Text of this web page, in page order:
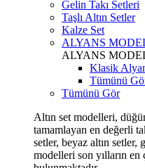
Gelin Takı Setleri
Taşlı Altın Setler
Kalze Set
ALYANS
ALYANS
Klasik
Tümünü
Tümünü Gör
Altın set modelleri,
tamamlayan en değerli
setler, beyaz altın setler,
modelleri son yılların en